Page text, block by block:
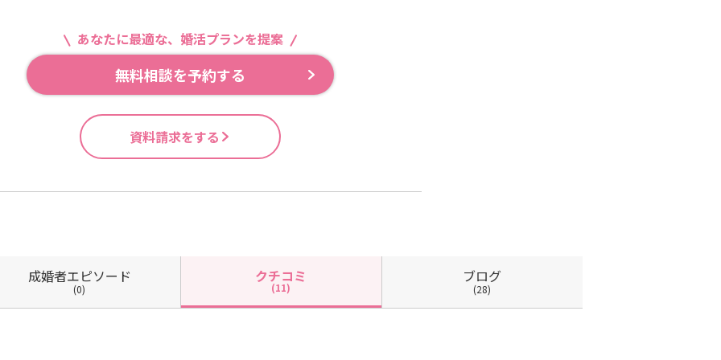
あなたに最適な、婚活プランを提案
無料相談を予約する
資料請求をする
成婚者エピソード
(0)
クチコミ
(11)
ブログ
(28)